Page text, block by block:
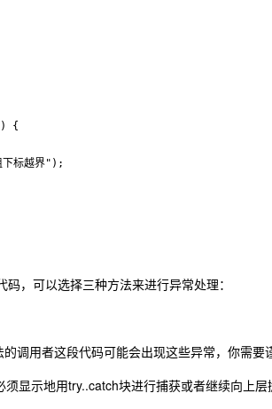
，可以选择三种方法来进行异常处理：
用者这段代码可能会出现这些异常，你需要
地用try..catch块进行捕获或者继续向上层